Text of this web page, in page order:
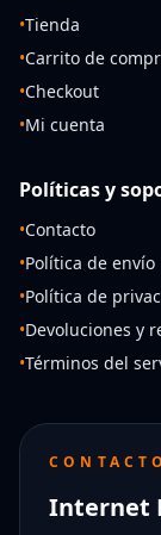
•Tienda
•Carrito de
•Checkout
•Mi cuenta
Políticas y
•Contacto
•Política de envío
•Política de
•Devoluciones y
•Términos del
Internet